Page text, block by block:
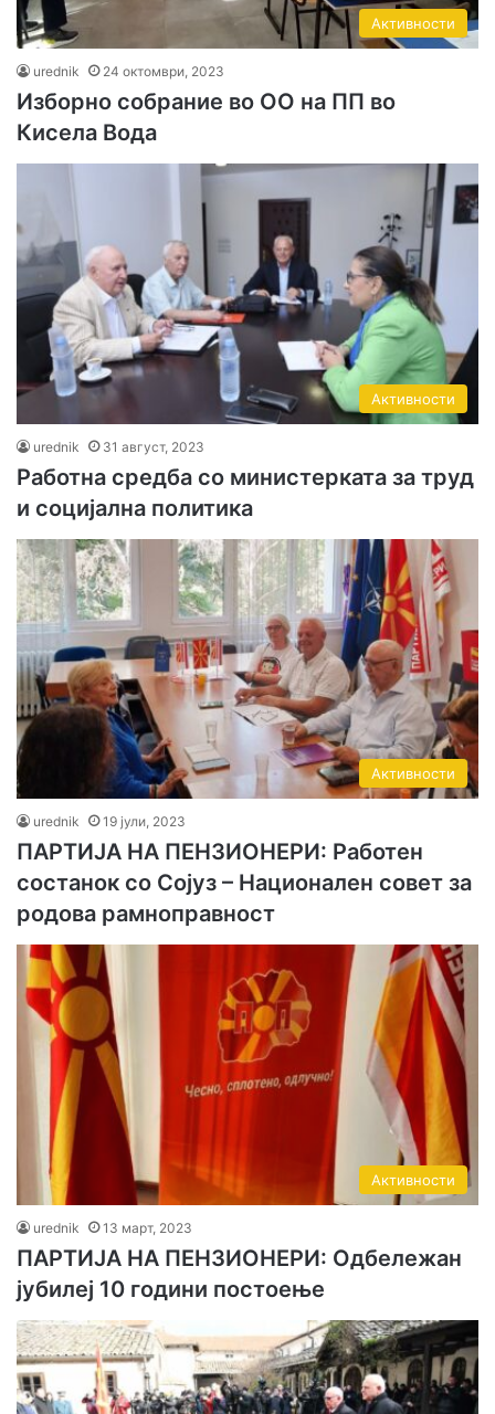
Активности
urednik 24 октомври, 2023
Изборно собрание во ОО на ПП во
Кисела Вода
Активности
urednik 31 август, 2023
Работна средба со министерката за труд
и социјална политика
Активности
urednik 19 јули, 2023
ПАРТИЈА НА ПЕНЗИОНЕРИ: Работен
состанок со Сојуз – Национален совет за
родова рамноправност
Активности
urednik 13 март, 2023
ПАРТИЈА НА ПЕНЗИОНЕРИ: Одбележан
јубилеј 10 години постоење